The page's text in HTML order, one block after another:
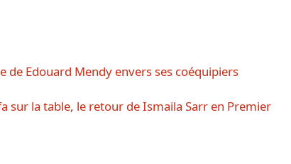
de Edouard Mendy envers ses coéquipiers
sur la table, le retour de Ismaila Sarr en Premier